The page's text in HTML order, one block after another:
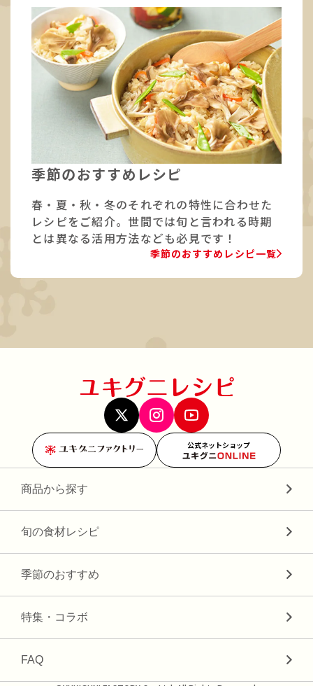
季節のおすすめレシピ
春・夏・秋・冬のそれぞれの特性に合わせた
レシピをご紹介。世間では旬と言われる時期
とは異なる活用方法なども必見です！
季節のおすすめレシピ一覧
公式ネットショップ
商品から探す
旬の食材レシピ
季節のおすすめ
特集・コラボ
FAQ